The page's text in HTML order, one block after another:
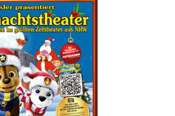
bringt nicht nur
ist jetzt
die nächste
Tränkler in die
tritt.